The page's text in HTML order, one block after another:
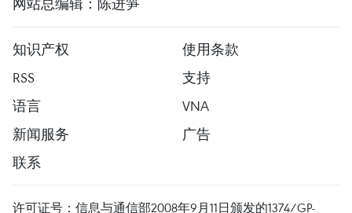
知识产权
使用条款
RSS
支持
语言
VNA
新闻服务
广告
联系
许可证号：信息与通信部2008年9月11日颁发的1374/GP-